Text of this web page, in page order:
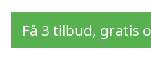
Få 3 tilbud, gratis